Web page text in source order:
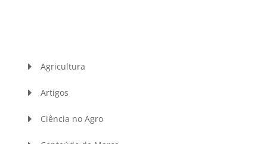
Agricultura
Artigos
Ciência no Agro